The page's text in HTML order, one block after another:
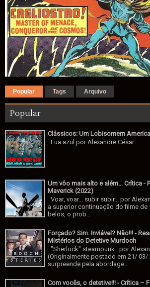
Popular Tags Arquivo
Popular
Clássicos: Um Lobisomem
Lua azul por Alexandre César
Um vôo mais alto e além... Crítica -
Maverick (2022)
Voar, voar... subir subir... por
a superior continuação do filme de
belos, o prob...
Forçado? Sim. Inviável? Não!!! -
Mistérios do Detetive Murdoch
"Sherlock" steampunk por
(Originalmente postado em 21/ 03/
surpreende pela abordage...
Com vocês, o detetive!!! - Crítica –